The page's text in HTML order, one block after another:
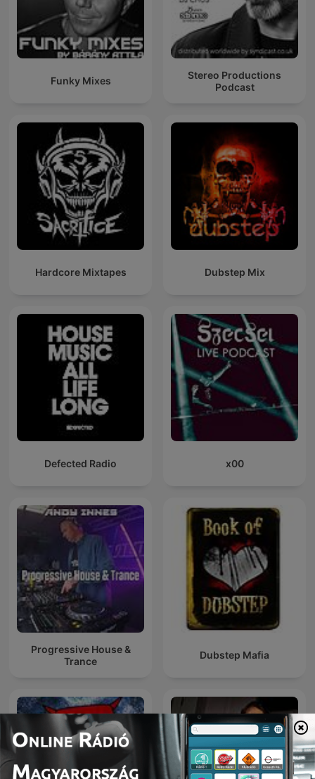
Funky Mixes
Stereo Productions
Podcast
Hardcore Mixtapes Dubstep Mix
Defected Radio x00
Progressive House &
Trance
Dubstep Mafia